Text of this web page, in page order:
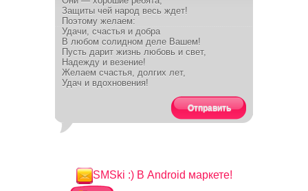
Защиты чей народ весь ждет!
Поэтому желаем:
Удачи, счастья и добра
В любом солидном деле Вашем!
Пусть дарит жизнь любовь и свет,
Надежду и везение!
Желаем счастья, долгих лет,
Удач и вдохновения!
Отправить
SMSki :) В Android маркете!